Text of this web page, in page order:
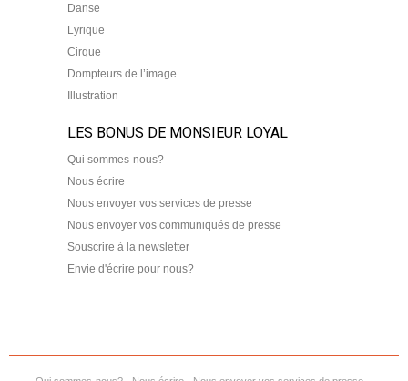
Danse
Lyrique
Cirque
Dompteurs de l’image
Illustration
LES BONUS DE MONSIEUR LOYAL
Qui sommes-nous?
Nous écrire
Nous envoyer vos services de presse
Nous envoyer vos communiqués de presse
Souscrire à la newsletter
Envie d'écrire pour nous?